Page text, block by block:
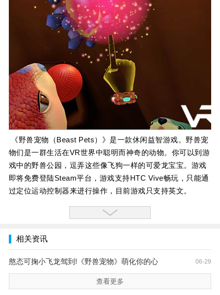
《野兽宠物（Beast Pets）》是一款休闲益智游戏。野兽宠
物们是一群生活在VR世界中聪明而神奇的动物。你可以到游
戏中的野兽公园，逗弄这些像飞狗一样的可爱龙宝宝。游戏
即将免费登陆Steam平台，游戏支持HTC Vive畅玩，只能通
过定位运动控制器来进行操作，目前游戏只支持英文。
相关资讯
憨态可掬小飞龙驾到!《野兽宠物》萌化你的心 06-29
查看更多